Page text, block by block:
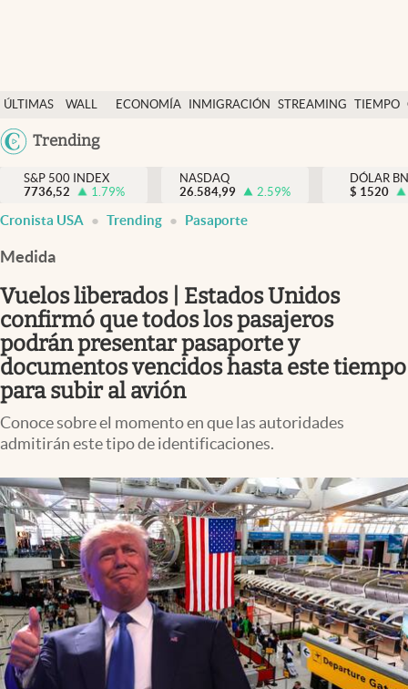
ÚLTIMAS
NOTICIAS
WALL
DÓLAR
ECONOMÍA INMIGRACIÓN STREAMING TIEMPO
México
Trending
Finanzas y economía
Wall Street y dólar
Inmigración
Espiritual
Streaming
PC y mobile
Lifestyle
S&P 500 INDEX
7736,52
1.79%
NASDAQ
26.584,99
2.59%
DÓLAR
$ 1520
Cronista USA Trending Pasaporte
Medida
Vuelos liberados | Estados Unidos
confirmó que todos los pasajeros
podrán presentar pasaporte y
documentos vencidos hasta este tiempo
para subir al avión
Conoce sobre el momento en que las autoridades
admitirán este tipo de identificaciones.